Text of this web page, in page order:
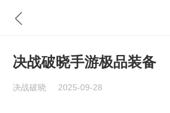
决战破晓手游极品装备
决战破晓 2025-09-28